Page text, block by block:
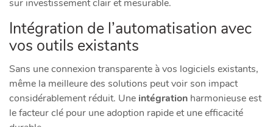
sur investissement clair et mesurable.
Intégration de l’automatisation avec
vos outils existants
Sans une connexion transparente à vos logiciels existants,
même la meilleure des solutions peut voir son impact
considérablement réduit. Une intégration harmonieuse est
le facteur clé pour une adoption rapide et une efficacité